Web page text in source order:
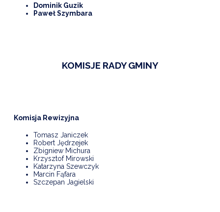
Dominik Guzik
Paweł Szymbara
KOMISJE RADY GMINY
Komisja Rewizyjna
Tomasz Janiczek
Robert Jędrzejek
Zbigniew Michura
Krzysztof Mirowski
Katarzyna Szewczyk
Marcin Fąfara
Szczepan Jagielski